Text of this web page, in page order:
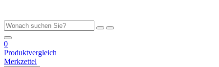
0
Produktvergleich
Merkzettel